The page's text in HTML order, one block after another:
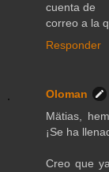
cuenta de
correo a la
Responder
Oloman
Mätias,
¡Se ha
Creo que